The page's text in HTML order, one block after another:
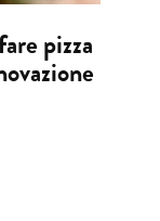
pizza